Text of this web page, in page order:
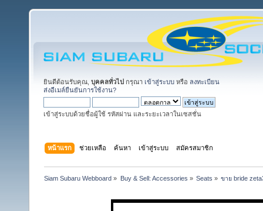
ยินดีต้อนรับคุณ, บุคคลทั่วไป กรุณา เข้าสู่ระบบ หรือ ลงทะเบียน
ส่งอีเมล์ยืนยันการใช้งาน?
เข้าสู่ระบบด้วยชื่อผู้ใช้ รหัสผ่าน และระยะเวลาในเซสชั่น
หน้าแรก ช่วยเหลือ ค้นหา เข้าสู่ระบบ สมัครสมาชิก
Siam Subaru Webboard » Buy & Sell: Accessories » Seats » ขาย bride